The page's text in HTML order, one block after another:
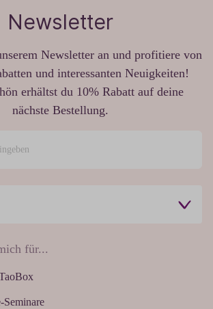
Newsletter
Newsletter an und profitiere von
und interessanten Neuigkeiten!
erhältst du 10% Rabatt auf deine
nächste Bestellung.
für...
Seminare